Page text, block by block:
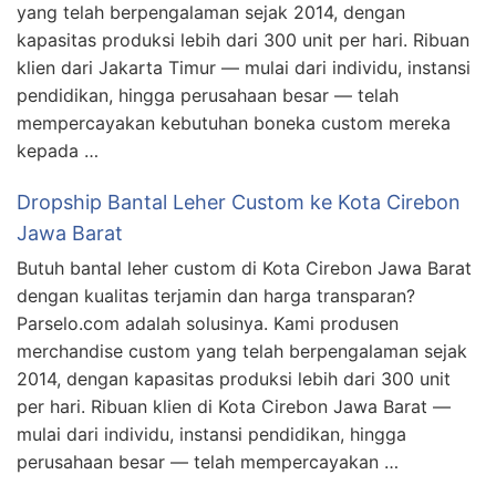
yang telah berpengalaman sejak 2014, dengan
kapasitas produksi lebih dari 300 unit per hari. Ribuan
klien dari Jakarta Timur — mulai dari individu, instansi
pendidikan, hingga perusahaan besar — telah
mempercayakan kebutuhan boneka custom mereka
kepada …
Dropship Bantal Leher Custom ke Kota Cirebon
Jawa Barat
Butuh bantal leher custom di Kota Cirebon Jawa Barat
dengan kualitas terjamin dan harga transparan?
Parselo.com adalah solusinya. Kami produsen
merchandise custom yang telah berpengalaman sejak
2014, dengan kapasitas produksi lebih dari 300 unit
per hari. Ribuan klien di Kota Cirebon Jawa Barat —
mulai dari individu, instansi pendidikan, hingga
perusahaan besar — telah mempercayakan …